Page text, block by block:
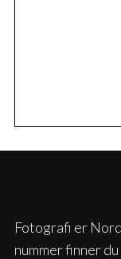
Fotografi er
nummer finner